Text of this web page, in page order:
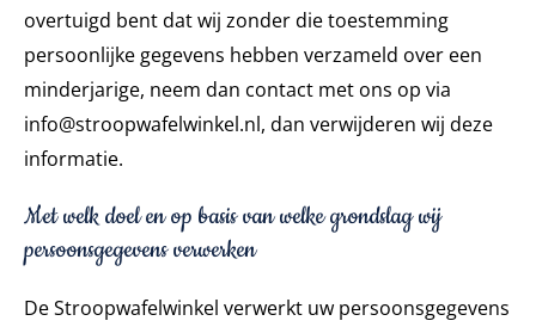
overtuigd bent dat wij zonder die toestemming
persoonlijke gegevens hebben verzameld over een
minderjarige, neem dan contact met ons op via
info@stroopwafelwinkel.nl, dan verwijderen wij deze
informatie.
Met welk doel en op basis van welke grondslag wij
persoonsgegevens verwerken
De Stroopwafelwinkel verwerkt uw persoonsgegevens